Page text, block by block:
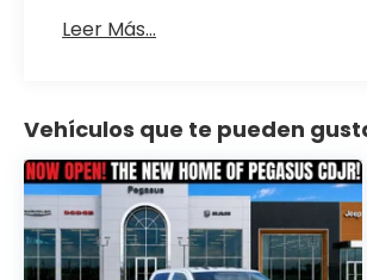
Leer Más...
Vehículos que te pueden